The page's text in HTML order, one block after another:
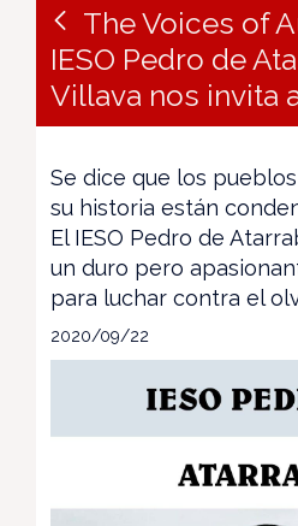
The Voices of
IESO Pedro de
Villava nos invita
Se dice que los
su historia están
El IESO Pedro de
un duro pero
para luchar contra el
2020/09/22